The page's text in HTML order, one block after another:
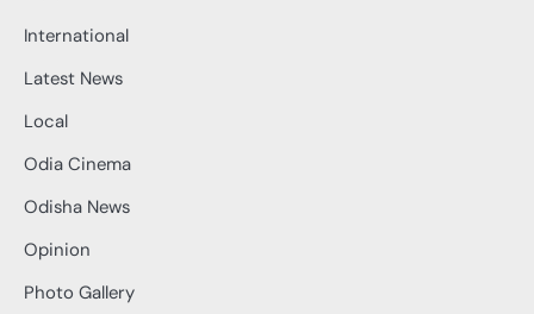
International
Latest News
Local
Odia Cinema
Odisha News
Opinion
Photo Gallery